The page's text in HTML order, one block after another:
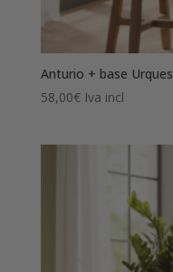
Anturio + base Urques
58,00€ Iva incl